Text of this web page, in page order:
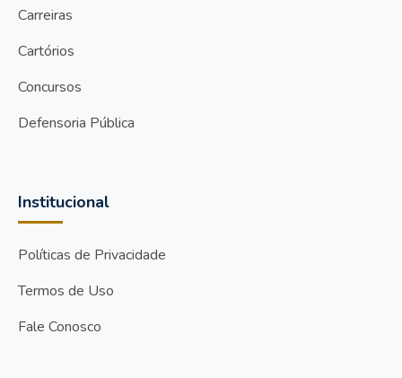
Carreiras
Cartórios
Concursos
Defensoria Pública
Institucional
Políticas de Privacidade
Termos de Uso
Fale Conosco